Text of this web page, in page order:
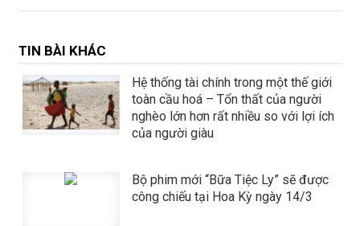
TIN BÀI KHÁC
Hệ thống tài chính trong một thế giới
toàn cầu hoá – Tổn thất của người
nghèo lớn hơn rất nhiều so với lợi ích
của người giàu
Bộ phim mới “Bữa Tiệc Ly” sẽ được
công chiếu tại Hoa Kỳ ngày 14/3